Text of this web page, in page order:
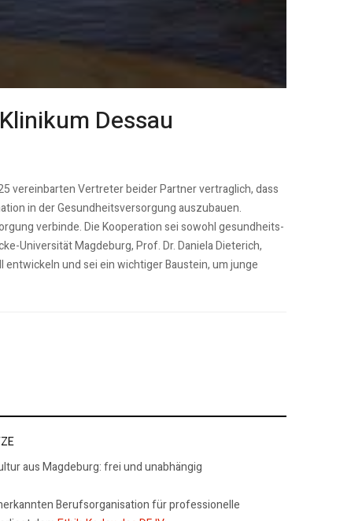
Dessau
vereinbarten Vertreter beider Partner vertraglich, dass
in der Gesundheitsversorgung auszubauen.
verbinde. Die Kooperation sei sowohl gesundheits-
Universität Magdeburg, Prof. Dr. Daniela Dieterich,
und sei ein wichtiger Baustein, um junge
aus Magdeburg: frei und unabhängig
Berufsorganisation für professionelle